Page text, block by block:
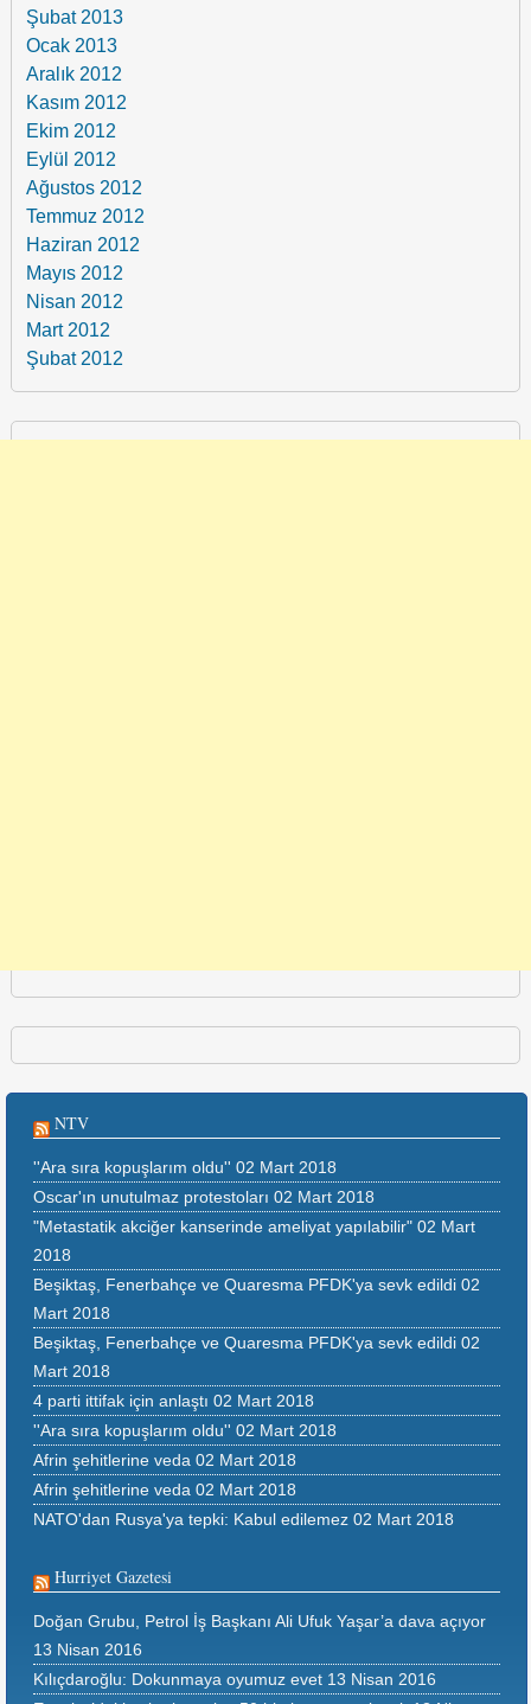
Şubat 2013
Ocak 2013
Aralık 2012
Kasım 2012
Ekim 2012
Eylül 2012
Ağustos 2012
Temmuz 2012
Haziran 2012
Mayıs 2012
Nisan 2012
Mart 2012
Şubat 2012
NTV
''Ara sıra kopuşlarım oldu'' 02 Mart 2018
Oscar'ın unutulmaz protestoları 02 Mart 2018
"Metastatik akciğer kanserinde ameliyat yapılabilir" 02 Mart
2018
Beşiktaş, Fenerbahçe ve Quaresma PFDK'ya sevk edildi 02
Mart 2018
Beşiktaş, Fenerbahçe ve Quaresma PFDK'ya sevk edildi 02
Mart 2018
4 parti ittifak için anlaştı 02 Mart 2018
''Ara sıra kopuşlarım oldu'' 02 Mart 2018
Afrin şehitlerine veda 02 Mart 2018
Afrin şehitlerine veda 02 Mart 2018
NATO'dan Rusya'ya tepki: Kabul edilemez 02 Mart 2018
Hurriyet Gazetesi
Doğan Grubu, Petrol İş Başkanı Ali Ufuk Yaşar’a dava açıyor
13 Nisan 2016
Kılıçdaroğlu: Dokunmaya oyumuz evet 13 Nisan 2016